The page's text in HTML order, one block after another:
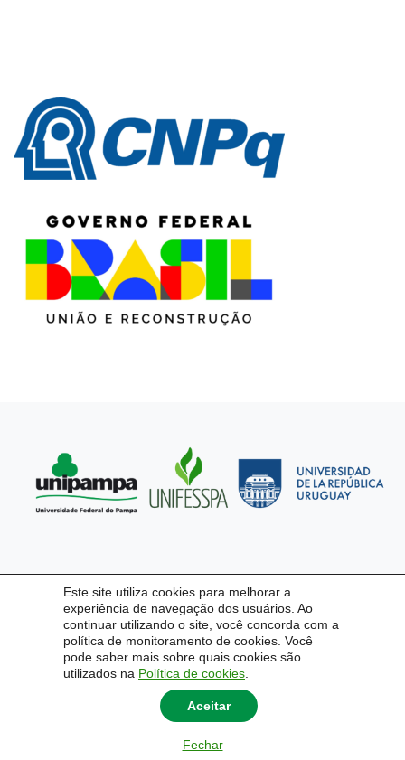
Este site utiliza cookies para melhorar a
experiência de navegação dos usuários. Ao
continuar utilizando o site, você concorda com a
política de monitoramento de cookies. Você
pode saber mais sobre quais cookies são
utilizados na Política de cookies
Aceitar
Fechar
Universidade Federal do Pampa - Unipampa